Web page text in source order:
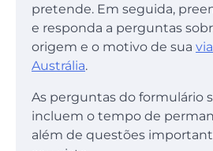
pretende. Em seguida,
e responda a perguntas
origem e o motivo de sua
Austrália.
As perguntas do formulário
incluem o tempo de
além de questões